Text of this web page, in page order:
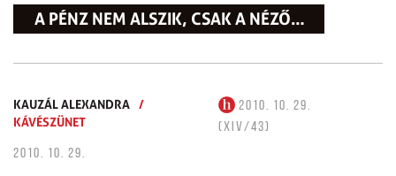
A PÉNZ NEM ALSZIK, CSAK A NÉZŐ…
KAUZÁL ALEXANDRA /
KÁVÉSZÜNET
2010. 10. 29.
(XIV/43)
2010. 10. 29.